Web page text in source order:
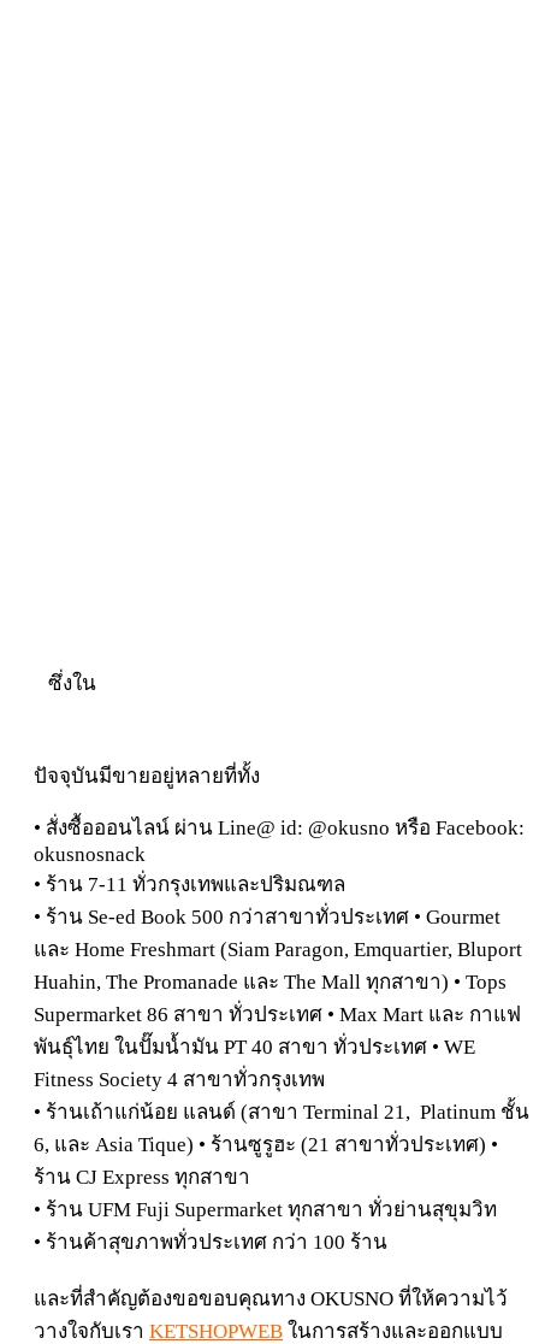
ซึ่งใน
ปัจจุบันมีขายอยู่หลายที่ทั้ง
• สั่งซื้อออนไลน์ ผ่าน Line@ id: @okusno หรือ Facebook:
okusnosnack
• ร้าน 7-11 ทั่วกรุงเทพและปริมณฑล
• ร้าน Se-ed Book 500 กว่าสาขาทั่วประเทศ • Gourmet
และ Home Freshmart (Siam Paragon, Emquartier, Bluport
Huahin, The Promanade และ The Mall ทุกสาขา) • Tops
Supermarket 86 สาขา ทั่วประเทศ • Max Mart และ กาแฟ
พันธุ์ไทย ในปั๊มน้ำมัน PT 40 สาขา ทั่วประเทศ • WE
Fitness Society 4 สาขาทั่วกรุงเทพ
• ร้านเถ้าแก่น้อย แลนด์ (สาขา Terminal 21, Platinum ชั้น
6, และ Asia Tique) • ร้านซูรูฮะ (21 สาขาทั่วประเทศ) •
ร้าน CJ Express ทุกสาขา
• ร้าน UFM Fuji Supermarket ทุกสาขา ทั่วย่านสุขุมวิท
• ร้านค้าสุขภาพทั่วประเทศ กว่า 100 ร้าน
และที่สำคัญต้องขอขอบคุณทาง OKUSNO ที่ให้ความไว้
วางใจกับเรา KETSHOPWEB ในการสร้างและออกแบบ